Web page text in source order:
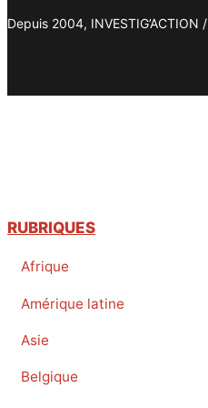
Depuis 2004, INVESTIG’ACTION /
RUBRIQUES
Afrique
Amérique latine
Asie
Belgique